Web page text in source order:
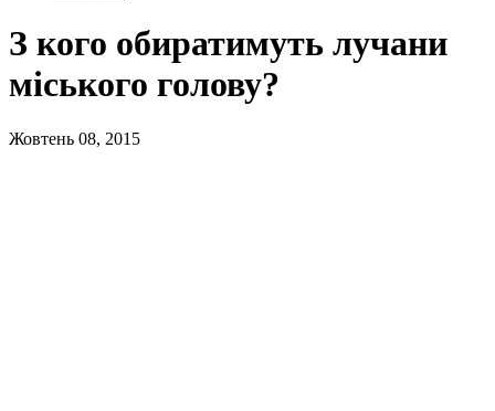
З кого обиратимуть лучани
міського голову?
Жовтень 08, 2015